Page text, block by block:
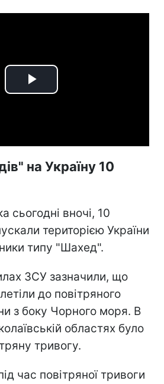
Play
на Україну 10
сьогодні вночі, 10
територією України
типу "Шахед".
ЗСУ зазначили, що
до повітряного
з боку Чорного моря. В
областях було
тривогу.
час повітряної тривоги